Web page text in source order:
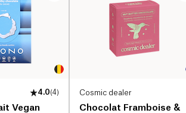
4.0(4)
Vegan
Cosmic dealer
Chocolat Framboise &